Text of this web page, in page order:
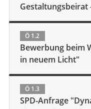
Gestaltungsbeirat
Ö 1.2
Bewerbung beim
in neuem Licht"
Ö 1.3
SPD-Anfrage